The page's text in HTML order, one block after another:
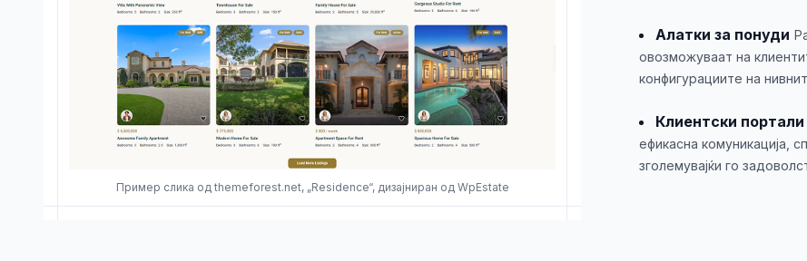
Пример слика од themeforest.net, „Residence“, дизајниран од WpEstate
Алатки за понуди
овозможуваат на
конфигурациите на
Клиентски портали
ефикасна комуникација,
зголемувајќи го